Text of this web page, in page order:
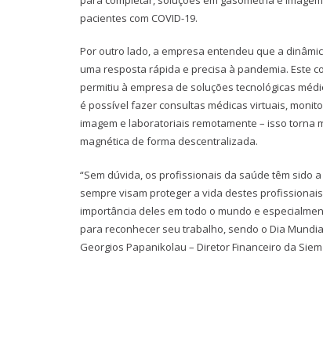
pacientes com COVID-19.
Por outro lado, a empresa entendeu que a
uma resposta rápida e precisa à pandemia. Este
permitiu à empresa de soluções tecnológicas
é possível fazer consultas médicas virtuais,
imagem e laboratoriais remotamente – isso
magnética de forma descentralizada.
“Sem dúvida, os profissionais da saúde têm sido
sempre visam proteger a vida destes
importância deles em todo o mundo e
para reconhecer seu trabalho, sendo o Dia
Georgios Papanikolau – Diretor Financeiro da